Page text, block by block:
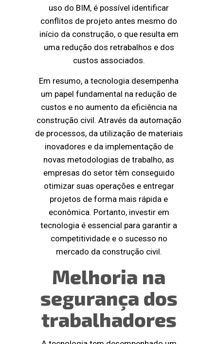
uso do BIM, é possível identificar
conflitos de projeto antes mesmo do
início da construção, o que resulta em
uma redução dos retrabalhos e dos
custos associados.
Em resumo, a tecnologia desempenha
um papel fundamental na redução de
custos e no aumento da eficiência na
construção civil. Através da automação
de processos, da utilização de materiais
inovadores e da implementação de
novas metodologias de trabalho, as
empresas do setor têm conseguido
otimizar suas operações e entregar
projetos de forma mais rápida e
econômica. Portanto, investir em
tecnologia é essencial para garantir a
competitividade e o sucesso no
mercado da construção civil.
Melhoria na
segurança dos
trabalhadores